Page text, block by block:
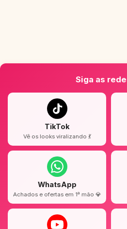
Siga as
TikTok
Vê os looks viralizando 💃
WhatsApp
Achados e ofertas em 1ª mão 💎